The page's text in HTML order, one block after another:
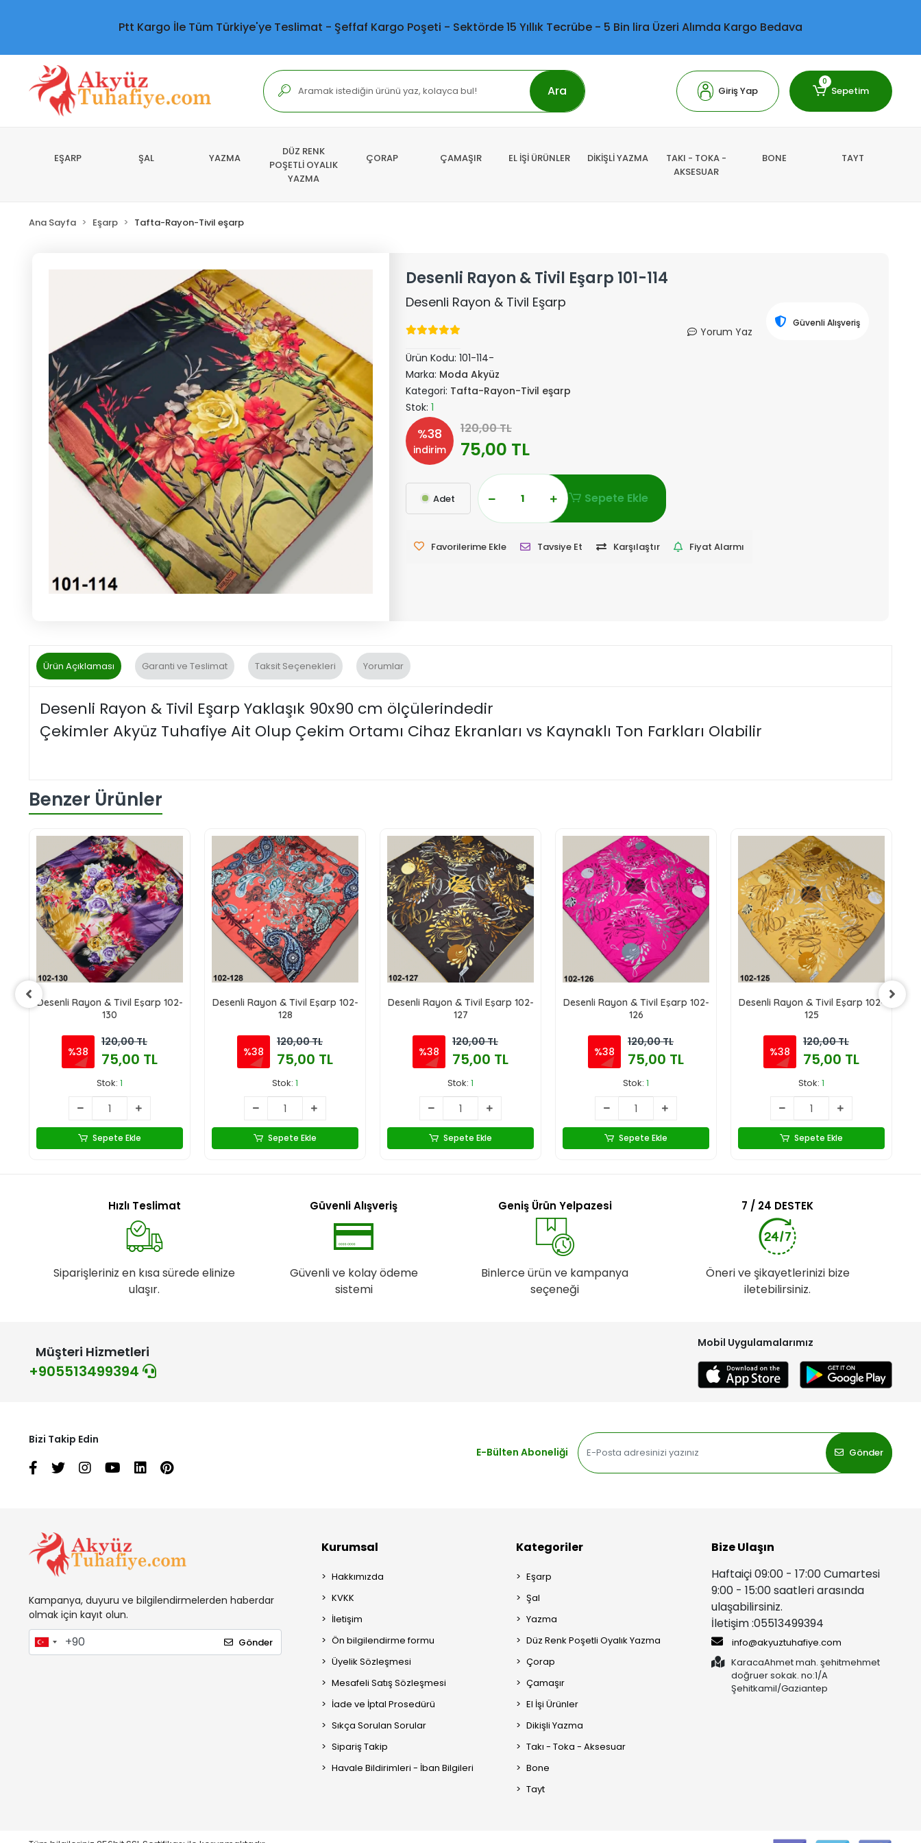
Ptt Kargo İle Tüm Türkiye'ye Teslimat - Şeffaf Kargo Poşeti - Sektörde 15 Yıllık Tecrübe - 5 Bin lira Üzeri Alımda Kargo Bedava
Ara Giriş Yap
0
Sepetim
EŞARP ŞAL YAZMA
DÜZ RENK
POŞETLİ OYALIK
YAZMA
ÇORAP ÇAMAŞIR EL İŞİ ÜRÜNLER DİKİŞLİ YAZMA
TAKI - TOKA -
AKSESUAR
BONE TAYT
Ana Sayfa Eşarp Tafta-Rayon-Tivil eşarp
Desenli Rayon & Tivil Eşarp 101-114
Desenli Rayon & Tivil Eşarp
Yorum Yaz
Ürün Kodu: 101-114-
Marka: Moda Akyüz
Kategori: Tafta-Rayon-Tivil eşarp
Stok: 1
%38
indirim
120,00 TL
75,00 TL
Adet Sepete Ekle
Favorilerime Ekle Tavsiye Et Karşılaştır Fiyat Alarmı
Güvenli Alışveriş
Ürün Açıklaması Garanti ve Teslimat Taksit Seçenekleri Yorumlar
Desenli Rayon & Tivil Eşarp Yaklaşık 90x90 cm ölçülerindedir
Çekimler Akyüz Tuhafiye Ait Olup Çekim Ortamı Cihaz Ekranları vs Kaynaklı Ton Farkları Olabilir
Benzer Ürünler
Desenli Rayon & Tivil Eşarp 102-
130
%38
120,00 TL
75,00 TL
Stok: 1
Sepete Ekle
Desenli Rayon & Tivil Eşarp 102-
128
%38
120,00 TL
75,00 TL
Stok: 1
Sepete Ekle
Desenli Rayon & Tivil Eşarp 102-
127
%38
120,00 TL
75,00 TL
Stok: 1
Sepete Ekle
Desenli Rayon & Tivil Eşarp 102-
126
%38
120,00 TL
75,00 TL
Stok: 1
Sepete Ekle
Desenli Rayon & Tivil Eşarp 102-
125
%38
120,00 TL
75,00 TL
Stok: 1
Sepete Ekle
Hızlı Teslimat
Siparişleriniz en kısa sürede elinize
ulaşır.
Güvenli Alışveriş
Güvenli ve kolay ödeme
sistemi
Geniş Ürün Yelpazesi
Binlerce ürün ve kampanya
seçeneği
7 / 24 DESTEK
Öneri ve şikayetlerinizi bize
iletebilirsiniz.
Müşteri Hizmetleri
+905513499394
Mobil Uygulamalarımız
Bizi Takip Edin
E-Bülten Aboneliği
Gönder
Kampanya, duyuru ve bilgilendirmelerden haberdar
olmak için kayıt olun.
Gönder
Kurumsal
Hakkımızda
KVKK
İletişim
Ön bilgilendirme formu
Üyelik Sözleşmesi
Mesafeli Satış Sözleşmesi
İade ve İptal Prosedürü
Sıkça Sorulan Sorular
Sipariş Takip
Havale Bildirimleri - İban Bilgileri
Kategoriler
Eşarp
Şal
Yazma
Düz Renk Poşetli Oyalık Yazma
Çorap
Çamaşır
El İşi Ürünler
Dikişli Yazma
Takı - Toka - Aksesuar
Bone
Tayt
Bize Ulaşın
Haftaiçi 09:00 - 17:00 Cumartesi
9:00 - 15:00 saatleri arasında
ulaşabilirsiniz.
İletişim :05513499394
info@akyuztuhafiye.com
KaracaAhmet mah. şehitmehmet
doğruer sokak. no:1/A
Şehitkamil/Gaziantep